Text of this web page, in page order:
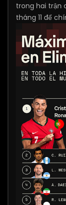
trong hai trận
tháng 11 để